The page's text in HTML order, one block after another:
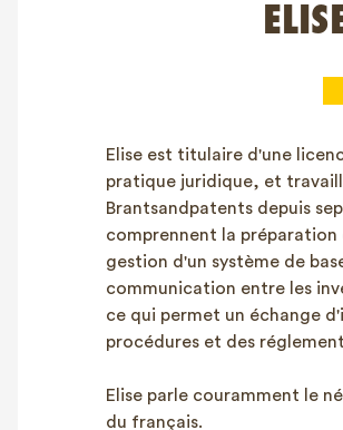
Elise est titulaire d'une
pratique juridique, et
Brantsandpatents depuis
comprennent la préparation
gestion d'un système de
communication entre les
ce qui permet un échange
procédures et des
Elise parle couramment le
du français.